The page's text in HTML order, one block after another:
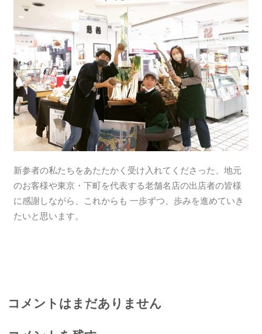
新参者の私たちをあたたかく受け入れてくださった、地元
のお客様や東京・下町を代表する老舗名店の出店者の皆様
に感謝しながら、これからも 一歩ずつ、歩みを進めていき
たいと思います。
コメントはまだありません